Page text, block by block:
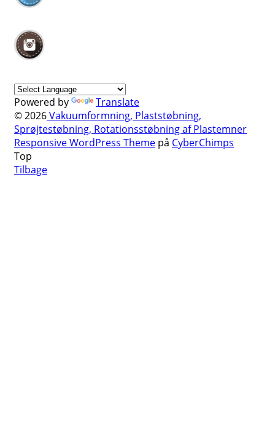
Powered by
Translate
© 2026Vakuumformning, Plaststøbning,
Sprøjtestøbning, Rotationsstøbning af Plastemner
Responsive WordPress Theme på CyberChimps
Top
Tilbage